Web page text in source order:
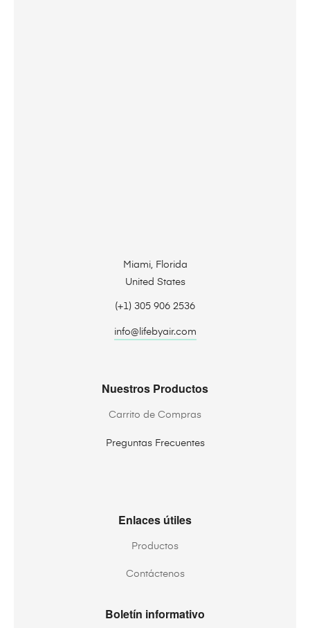
Miami, Florida
United States
(+1) 305 906 2536
info@lifebyair.com
Nuestros Productos
Carrito de Compras
Preguntas Frecuentes
Enlaces útiles
Productos
Contáctenos
Boletín informativo